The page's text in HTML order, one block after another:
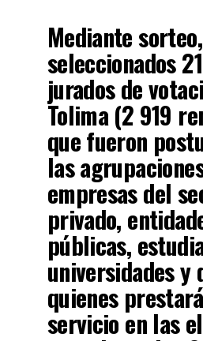
Mediante
seleccionados
jurados de
Tolima (2 919
que fueron
las
empresas del
privado,
públicas,
universidades y
quienes
servicio en las